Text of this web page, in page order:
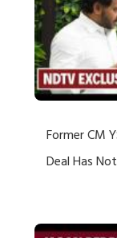
Former CM
Deal Has